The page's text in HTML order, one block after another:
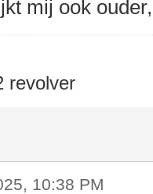
mij ook
revolver
10:38 PM